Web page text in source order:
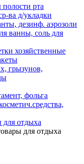
рта
ва д/укладки
дезинф. аэрозоли
ванны, соль для
хозяйственные
грызунов,
фольга
для отдыха
для отдыха